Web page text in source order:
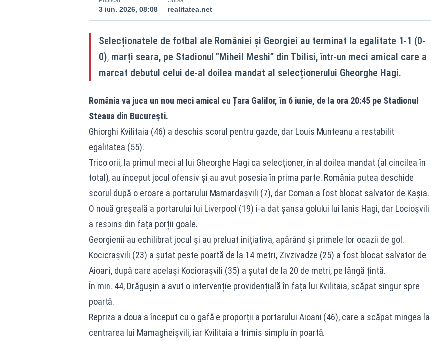
3 iun. 2026, 08:08 realitatea.net
Selecționatele de fotbal ale României și Georgiei au terminat la egalitate 1-1 (0-
0), marți seara, pe Stadionul ”Miheil Meshi” din Tbilisi, într-un meci amical care a
marcat debutul celui de-al doilea mandat al selecționerului Gheorghe Hagi.
România va juca un nou meci amical cu Țara Galilor, în 6 iunie, de la ora 20:45 pe Stadionul
Steaua din București.
Ghiorghi Kvilitaia (46) a deschis scorul pentru gazde, dar Louis Munteanu a restabilit
egalitatea (55).
Tricolorii, la primul meci al lui Gheorghe Hagi ca selecționer, în al doilea mandat (al cincilea în
total), au început jocul ofensiv și au avut posesia în prima parte. România putea deschide
scorul după o eroare a portarului Mamardașvili (7), dar Coman a fost blocat salvator de Kașia.
O nouă greșeală a portarului lui Liverpool (19) i-a dat șansa golului lui Ianis Hagi, dar Locioșvili
a respins din fața porții goale.
Georgienii au echilibrat jocul și au preluat inițiativa, apărând și primele lor ocazii de gol.
Kociorașvili (23) a șutat peste poartă de la 14 metri, Zivzivadze (25) a fost blocat salvator de
Aioani, după care același Kociorașvili (35) a șutat de la 20 de metri, pe lângă țintă.
În min. 44, Drăgușin a avut o intervenție providențială în fața lui Kvilitaia, scăpat singur spre
poartă.
Repriza a doua a început cu o gafă e proporții a portarului Aioani (46), care a scăpat mingea la
centrarea lui Mamagheișvili, iar Kvilitaia a trimis simplu în poartă.